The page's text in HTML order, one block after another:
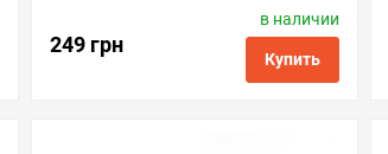
249 грн
в наличии
Купить
Apex Microelectronics
Код товара:
cc.mc-05